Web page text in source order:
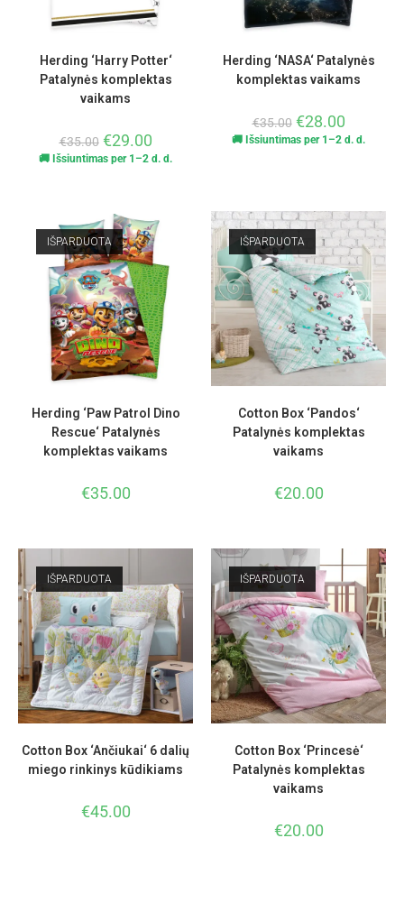
Herding ‘Harry Potter‘
Patalynės komplektas
vaikams
€35.00 €29.00
🚚 Išsiuntimas per 1–2 d. d.
Herding ‘NASA‘ Patalynės
komplektas vaikams
€35.00 €28.00
🚚 Išsiuntimas per 1–2 d. d.
IŠPARDUOTA
Herding ‘Paw Patrol Dino
Rescue‘ Patalynės
komplektas vaikams
€35.00
IŠPARDUOTA
Cotton Box ‘Pandos‘
Patalynės komplektas
vaikams
€20.00
IŠPARDUOTA
Cotton Box ‘Ančiukai‘ 6 dalių
miego rinkinys kūdikiams
€45.00
IŠPARDUOTA
Cotton Box ‘Princesė‘
Patalynės komplektas
vaikams
€20.00